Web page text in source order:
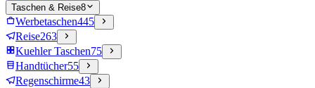
Taschen & Reise8
Werbetaschen445
Reise263
Kuehler Taschen75
Handtücher55
Regenschirme43